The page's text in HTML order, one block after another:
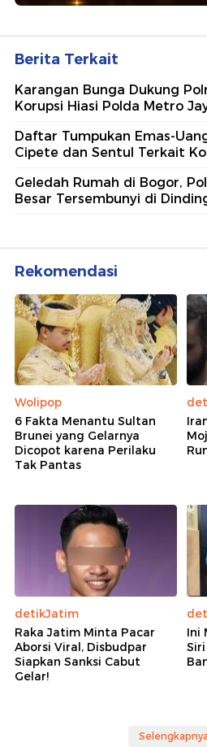
Berita Terkait
Karangan Bunga Dukung
Korupsi Hiasi Polda Metro
Daftar Tumpukan Emas-
Cipete dan Sentul Terkait
Geledah Rumah di Bogor,
Besar Tersembunyi di
Rekomendasi
Wolipop
6 Fakta Menantu Sultan
Brunei yang Gelarnya
Dicopot karena Perilaku
Tak Pantas
detikJatim
Raka Jatim Minta Pacar
Aborsi Viral, Disbudpar
Siapkan Sanksi Cabut
Gelar!
Ini
Selengkapnya